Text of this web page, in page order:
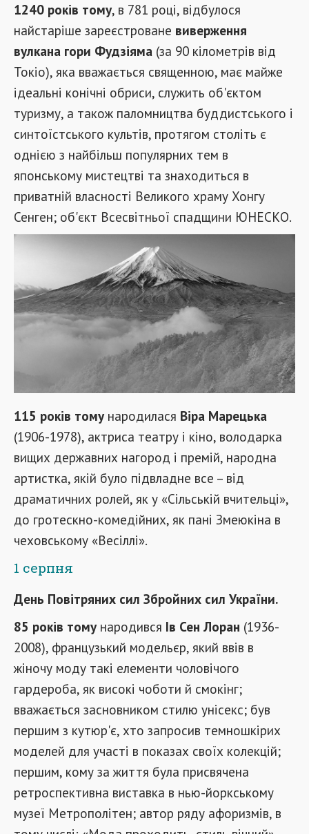
1240 років тому, в 781 році, відбулося
найстаріше зареєстроване виверження
вулкана гори Фудзіяма (за 90 кілометрів від
Токіо), яка вважається священною, має майже
ідеальні конічні обриси, служить об'єктом
туризму, а також паломництва буддистського і
синтоїстського культів, протягом століть є
однією з найбільш популярних тем в
японському мистецтві та знаходиться в
приватній власності Великого храму Хонгу
Сенген; об'єкт Всесвітньої спадщини ЮНЕСКО.
115 років томународилася Віра Марецька
(1906-1978), актриса театру і кіно, володарка
вищих державних нагород і премій, народна
артистка, якій було підвладне все – від
драматичних ролей, як у «Сільській вчительці»,
до гротескно-комедійних, як пані Змеюкіна в
чеховському «Весіллі».
1 серпня
День Повітряних сил Збройних сил України.
85 років томународився Ів Сен Лоран (1936-
2008), французький модельєр, який ввів в
жіночу моду такі елементи чоловічого
гардероба, як високі чоботи й смокінг;
вважається засновником стилю унісекс; був
першим з кутюр'є, хто запросив темношкірих
моделей для участі в показах своїх колекцій;
першим, кому за життя була присвячена
ретроспективна виставка в нью-йоркському
музеї Метрополітен; автор ряду афоризмів, в